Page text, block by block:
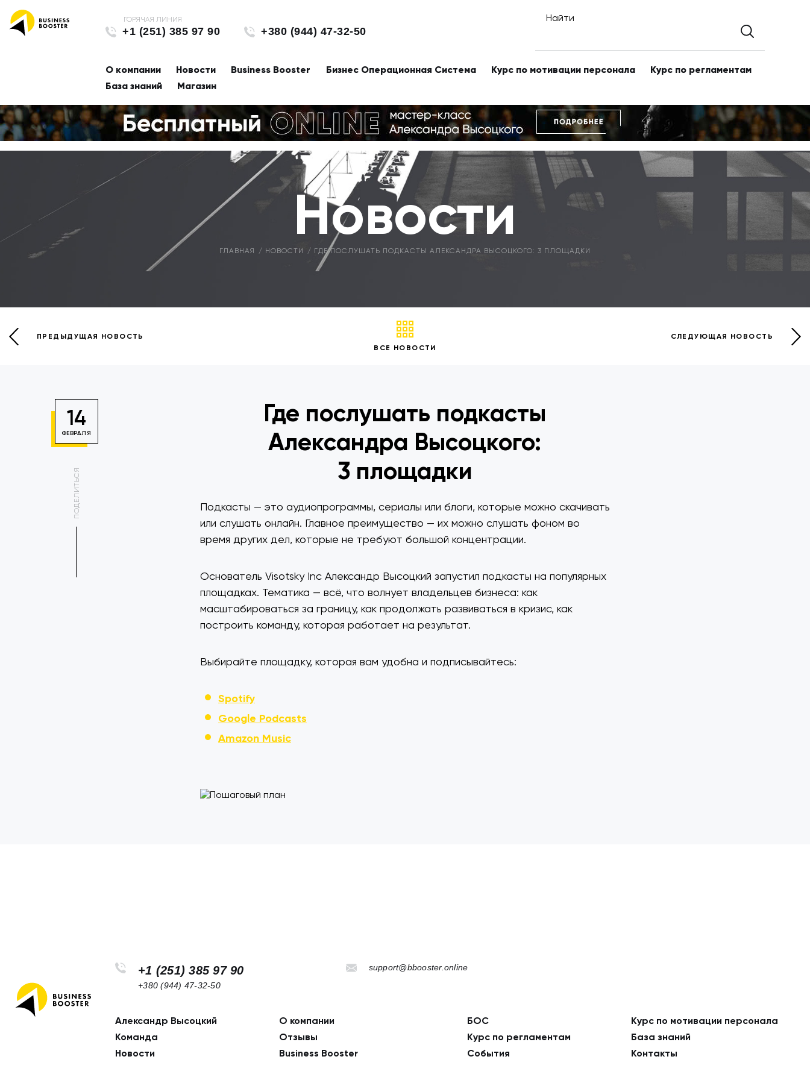
+1 (251) 385 97 90 +380 (944) 47-32-50
Найти
О компании Новости Business Booster Бизнес Операционная Система Курс по мотивации персонала
Курс по регламентам
База знаний
Магазин
Новости
ГЛАВНАЯ НОВОСТИ ГДЕ ПОСЛУШАТЬ ПОДКАСТЫ АЛЕКСАНДРА ВЫСОЦКОГО: 3 ПЛОЩАДКИ
ПРЕДЫДУЩАЯ НОВОСТЬ
ВСЕ НОВОСТИ
СЛЕДУЮЩАЯ НОВОСТЬ
14
ФЕВРАЛЯ
ПОДЕЛИТЬСЯ
Где послушать подкасты
Александра Высоцкого:
3 площадки
Подкасты — это аудиопрограммы, сериалы или блоги, которые можно скачивать
или слушать онлайн. Главное преимущество — их можно слушать фоном во
время других дел, которые не требуют большой концентрации.
Основатель Visotsky Inc Александр Высоцкий запустил подкасты на популярных
площадках. Тематика — всё, что волнует владельцев бизнеса: как
масштабироваться за границу, как продолжать развиваться в кризис, как
построить команду, которая работает на результат.
Выбирайте площадку, которая вам удобна и подписывайтесь:
Spotify
Google Podcasts
Amazon Music
+1 (251) 385 97 90
+380 (944) 47-32-50
support@bbooster.online
Footer
navigation
Александр Высоцкий
О компании
Команда
Отзывы
Новости
Business Booster
БОС
Курс по мотивации персонала
Курс по регламентам
База знаний
События
Контакты